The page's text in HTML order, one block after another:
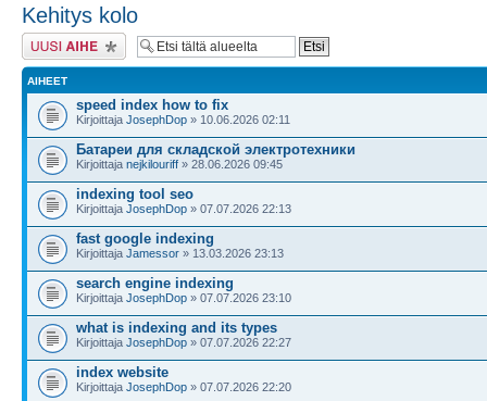
Kehitys kolo
Lähetä uusi viesti
AIHEET
speed index how to fix
Kirjoittaja JosephDop » 10.06.2026 02:11
Батареи для складской электротехники
Kirjoittaja nejkilouriff » 28.06.2026 09:45
indexing tool seo
Kirjoittaja JosephDop » 07.07.2026 22:13
fast google indexing
Kirjoittaja Jamessor » 13.03.2026 23:13
search engine indexing
Kirjoittaja JosephDop » 07.07.2026 23:10
what is indexing and its types
Kirjoittaja JosephDop » 07.07.2026 22:27
index website
Kirjoittaja JosephDop » 07.07.2026 22:20